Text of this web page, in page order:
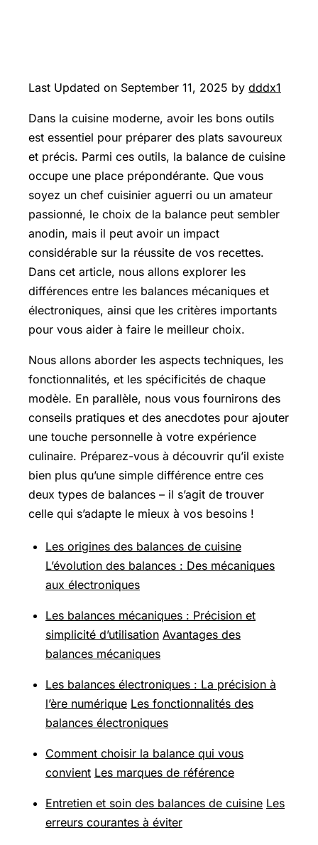
Last Updated on September 11, 2025 by dddx1
Dans la cuisine moderne, avoir les bons outils
est essentiel pour préparer des plats savoureux
et précis. Parmi ces outils, la balance de cuisine
occupe une place prépondérante. Que vous
soyez un chef cuisinier aguerri ou un amateur
passionné, le choix de la balance peut sembler
anodin, mais il peut avoir un impact
considérable sur la réussite de vos recettes.
Dans cet article, nous allons explorer les
différences entre les balances mécaniques et
électroniques, ainsi que les critères importants
pour vous aider à faire le meilleur choix.
Nous allons aborder les aspects techniques, les
fonctionnalités, et les spécificités de chaque
modèle. En parallèle, nous vous fournirons des
conseils pratiques et des anecdotes pour ajouter
une touche personnelle à votre expérience
culinaire. Préparez-vous à découvrir qu’il existe
bien plus qu’une simple différence entre ces
deux types de balances – il s’agit de trouver
celle qui s’adapte le mieux à vos besoins !
Les origines des balances de cuisine
L’évolution des balances : Des mécaniques
aux électroniques
Les balances mécaniques : Précision et
simplicité d’utilisation Avantages des
balances mécaniques
Les balances électroniques : La précision à
l’ère numérique Les fonctionnalités des
balances électroniques
Comment choisir la balance qui vous
convient Les marques de référence
Entretien et soin des balances de cuisine Les
erreurs courantes à éviter